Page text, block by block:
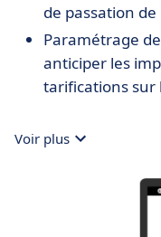
de passation
Paramétrage
anticiper les
tarifications sur
Voir plus